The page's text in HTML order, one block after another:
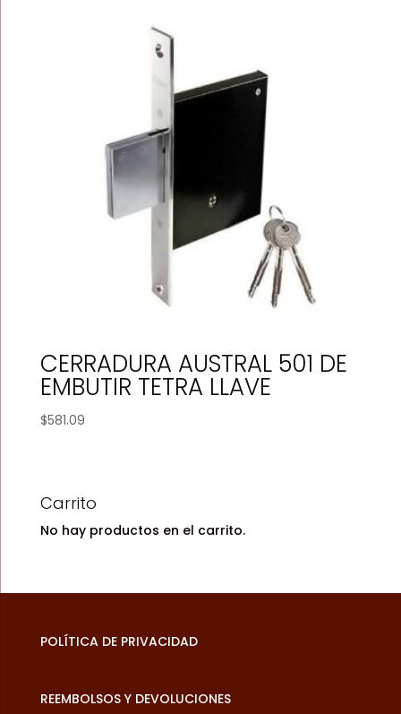
CERRADURA AUSTRAL 501 DE
EMBUTIR TETRA LLAVE
$581.09
Carrito
No hay productos en el carrito.
POLÍTICA DE PRIVACIDAD
REEMBOLSOS Y DEVOLUCIONES